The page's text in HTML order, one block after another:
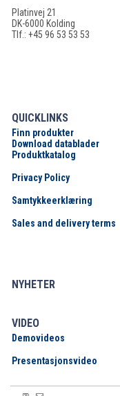
Platinvej 21
DK-6000 Kolding
Tlf.: +45 96 53 53 53
QUICKLINKS
Finn produkter
Download datablader
Produktkatalog
Privacy Policy
Samtykkeerklæring
Sales and delivery terms
NYHETER
VIDEO
Demovideos
Presentasjonsvideo